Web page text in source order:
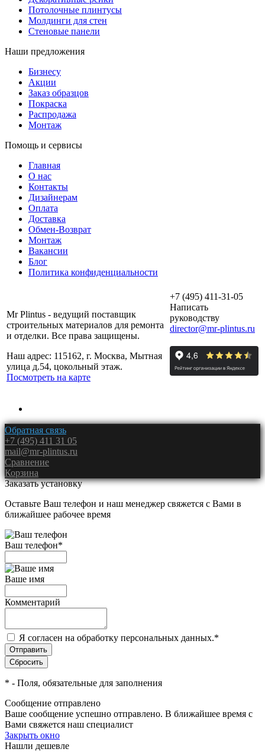
Потолочные плинтусы
Молдинги для стен
Стеновые панели
Наши предложения
Бизнесу
Акции
Заказ образцов
Покраска
Распродажа
Монтаж
Помощь и сервисы
Главная
О нас
Контакты
Дизайнерам
Оплата
Доставка
Обмен-Возврат
Монтаж
Вакансии
Блог
Политика конфиденциальности
Mr Plintus - ведущий поставщик
строительных материалов для ремонта
и отделки. Все права защищены.
Наш адрес: 115162, г. Москва, Мытная
улица д.54, цокольный этаж.
Посмотреть на карте
+7 (495) 411-31-05
Написать
руководству
director@mr-plintus.ru
Обратная связь
+7 (495) 411 31 05
mail@mr-plintus.ru
Сравнение
Корзина
Заказать установку
Оставьте Ваш телефон и наш менеджер свяжется с Вами в
ближайшее рабочее время
Ваш телефон*
Ваше имя
Комментарий
Я согласен на обработку персональных данных.*
* - Поля, обязательные для заполнения
Сообщение отправлено
Ваше сообщение успешно отправлено. В ближайшее время с
Вами свяжется наш специалист
Закрыть окно
Нашли дешевле